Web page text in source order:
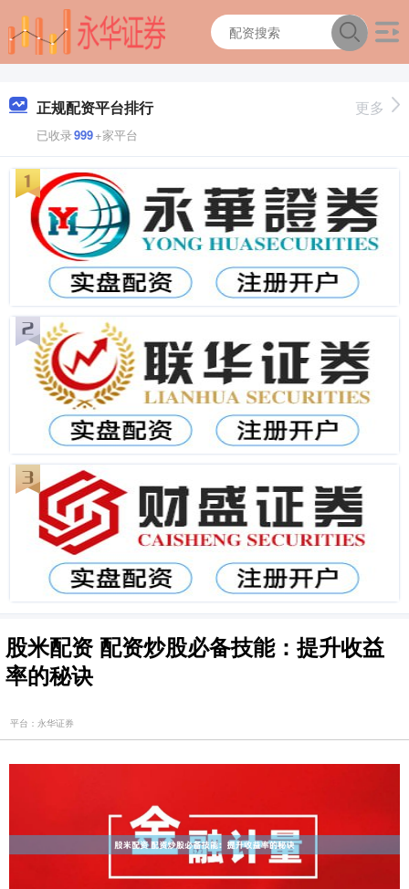
正规配资平台排行
已收录999+家平台
更多
股米配资 配资炒股必备技能：提升收益
率的秘诀
平台：永华证券